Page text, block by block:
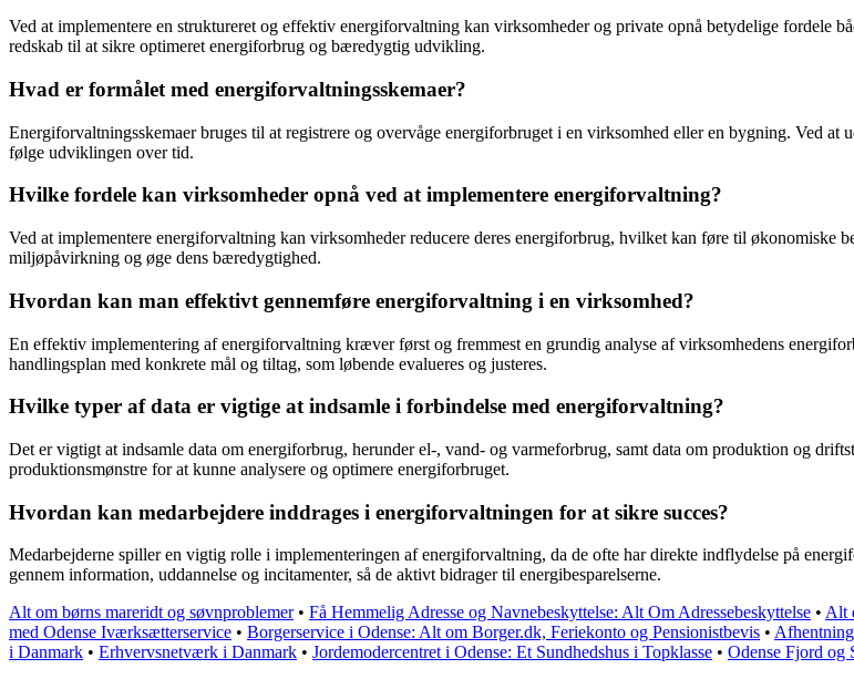
Ved at implementere en struktureret og effektiv energiforvaltning kan virksomheder og private opnå betydelige fordele
redskab til at sikre optimeret energiforbrug og bæredygtig udvikling.
Hvad er formålet med energiforvaltningsskemaer?
Energiforvaltningsskemaer bruges til at registrere og overvåge energiforbruget i en virksomhed eller en bygning. Ved at
følge udviklingen over tid.
Hvilke fordele kan virksomheder opnå ved at implementere energiforvaltning?
Ved at implementere energiforvaltning kan virksomheder reducere deres energiforbrug, hvilket kan føre til økonomiske
miljøpåvirkning og øge dens bæredygtighed.
Hvordan kan man effektivt gennemføre energiforvaltning i en virksomhed?
En effektiv implementering af energiforvaltning kræver først og fremmest en grundig analyse af virksomhedens
handlingsplan med konkrete mål og tiltag, som løbende evalueres og justeres.
Hvilke typer af data er vigtige at indsamle i forbindelse med energiforvaltning?
Det er vigtigt at indsamle data om energiforbrug, herunder el-, vand- og varmeforbrug, samt data om produktion og
produktionsmønstre for at kunne analysere og optimere energiforbruget.
Hvordan kan medarbejdere inddrages i energiforvaltningen for at sikre succes?
Medarbejderne spiller en vigtig rolle i implementeringen af energiforvaltning, da de ofte har direkte indflydelse på
gennem information, uddannelse og incitamenter, så de aktivt bidrager til energibesparelserne.
Alt om børns mareridt og søvnproblemer• Få Hemmelig Adresse og Navnebeskyttelse: Alt Om Adressebeskyttelse • Alt
med Odense Iværksætterservice • Borgerservice i Odense: Alt om Borger.dk, Feriekonto og Pensionistbevis •
i Danmark • Erhvervsnetværk i Danmark • Jordemodercentret i Odense: Et Sundhedshus i Topklasse • Odense Fjord og